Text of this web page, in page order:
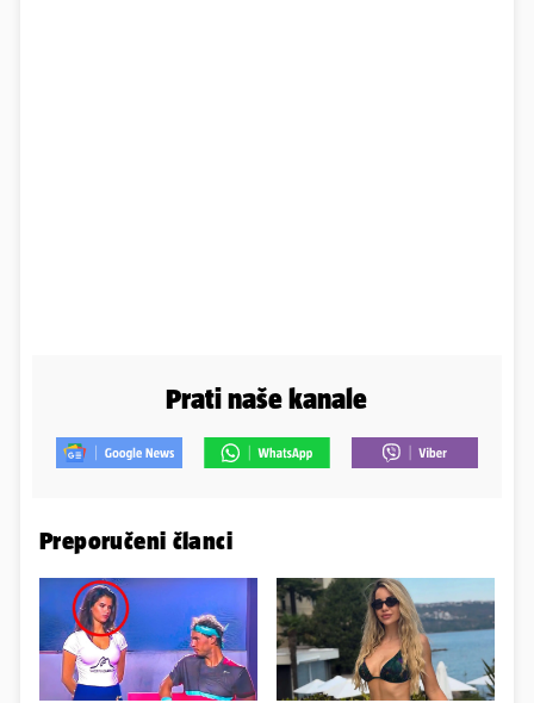
Prati naše kanale
Preporučeni članci